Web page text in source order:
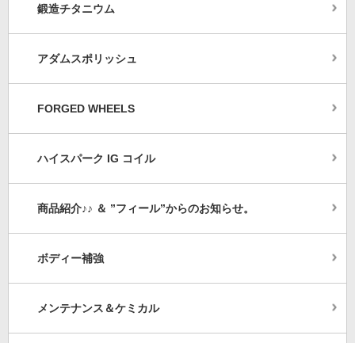
鍛造チタニウム
アダムスポリッシュ
FORGED WHEELS
ハイスパーク IG コイル
商品紹介♪♪ ＆ ”フィール”からのお知らせ。
ボディー補強
メンテナンス＆ケミカル